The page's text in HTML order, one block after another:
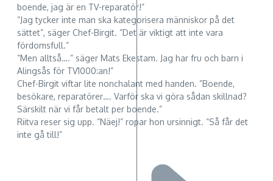
boende, jag är en TV-reparatör!”
”Jag tycker inte man ska kategorisera människor på det
sättet”, säger Chef-Birgit. ”Det är viktigt att inte vara
fördomsfull.”
”Men alltså….” säger Mats Ekestam. Jag har fru och barn i
Alingsås för TV1000:an!”
Chef-Birgit viftar lite nonchalant med handen. ”Boende,
besökare, reparatörer…. Varför ska vi göra sådan skillnad?
Särskilt när vi får betalt per boende.”
Riitva reser sig upp. ”Näej!” ropar hon ursinnigt. ”Så får det
inte gå till!”